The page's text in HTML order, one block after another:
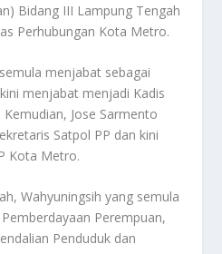
Bidang III Lampung Tengah
Perhubungan Kota Metro.
menjabat sebagai
menjabat menjadi Kadis
Jose Sarmento
Satpol PP dan kini
Kota Metro.
Wahyuningsih yang semula
Perempuan,
Penduduk dan